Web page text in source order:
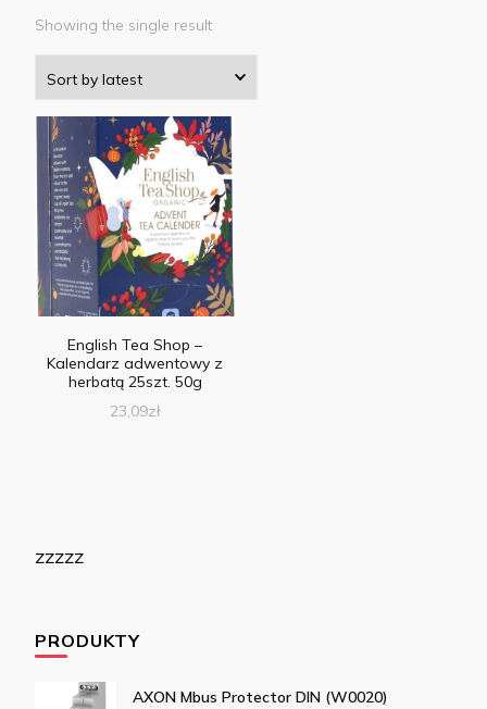
Showing the single result
English Tea Shop –
Kalendarz adwentowy z
herbatą 25szt. 50g
23,09zł
zzzzz
PRODUKTY
AXON Mbus Protector DIN (W0020)